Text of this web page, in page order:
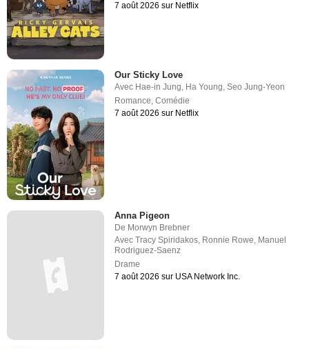
7 août 2026 sur Netflix
Our Sticky Love
Avec Hae-in Jung, Ha Young,Seo Jung-Yeon
Romance,Comédie
7 août 2026 sur Netflix
Anna Pigeon
De Morwyn Brebner
AvecTracy Spiridakos Ronnie Rowe Manuel
Rodriguez-Saenz
Drame
7 août 2026 sur USA Network Inc.